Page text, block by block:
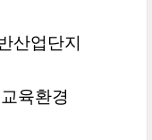
산업단지
육환경